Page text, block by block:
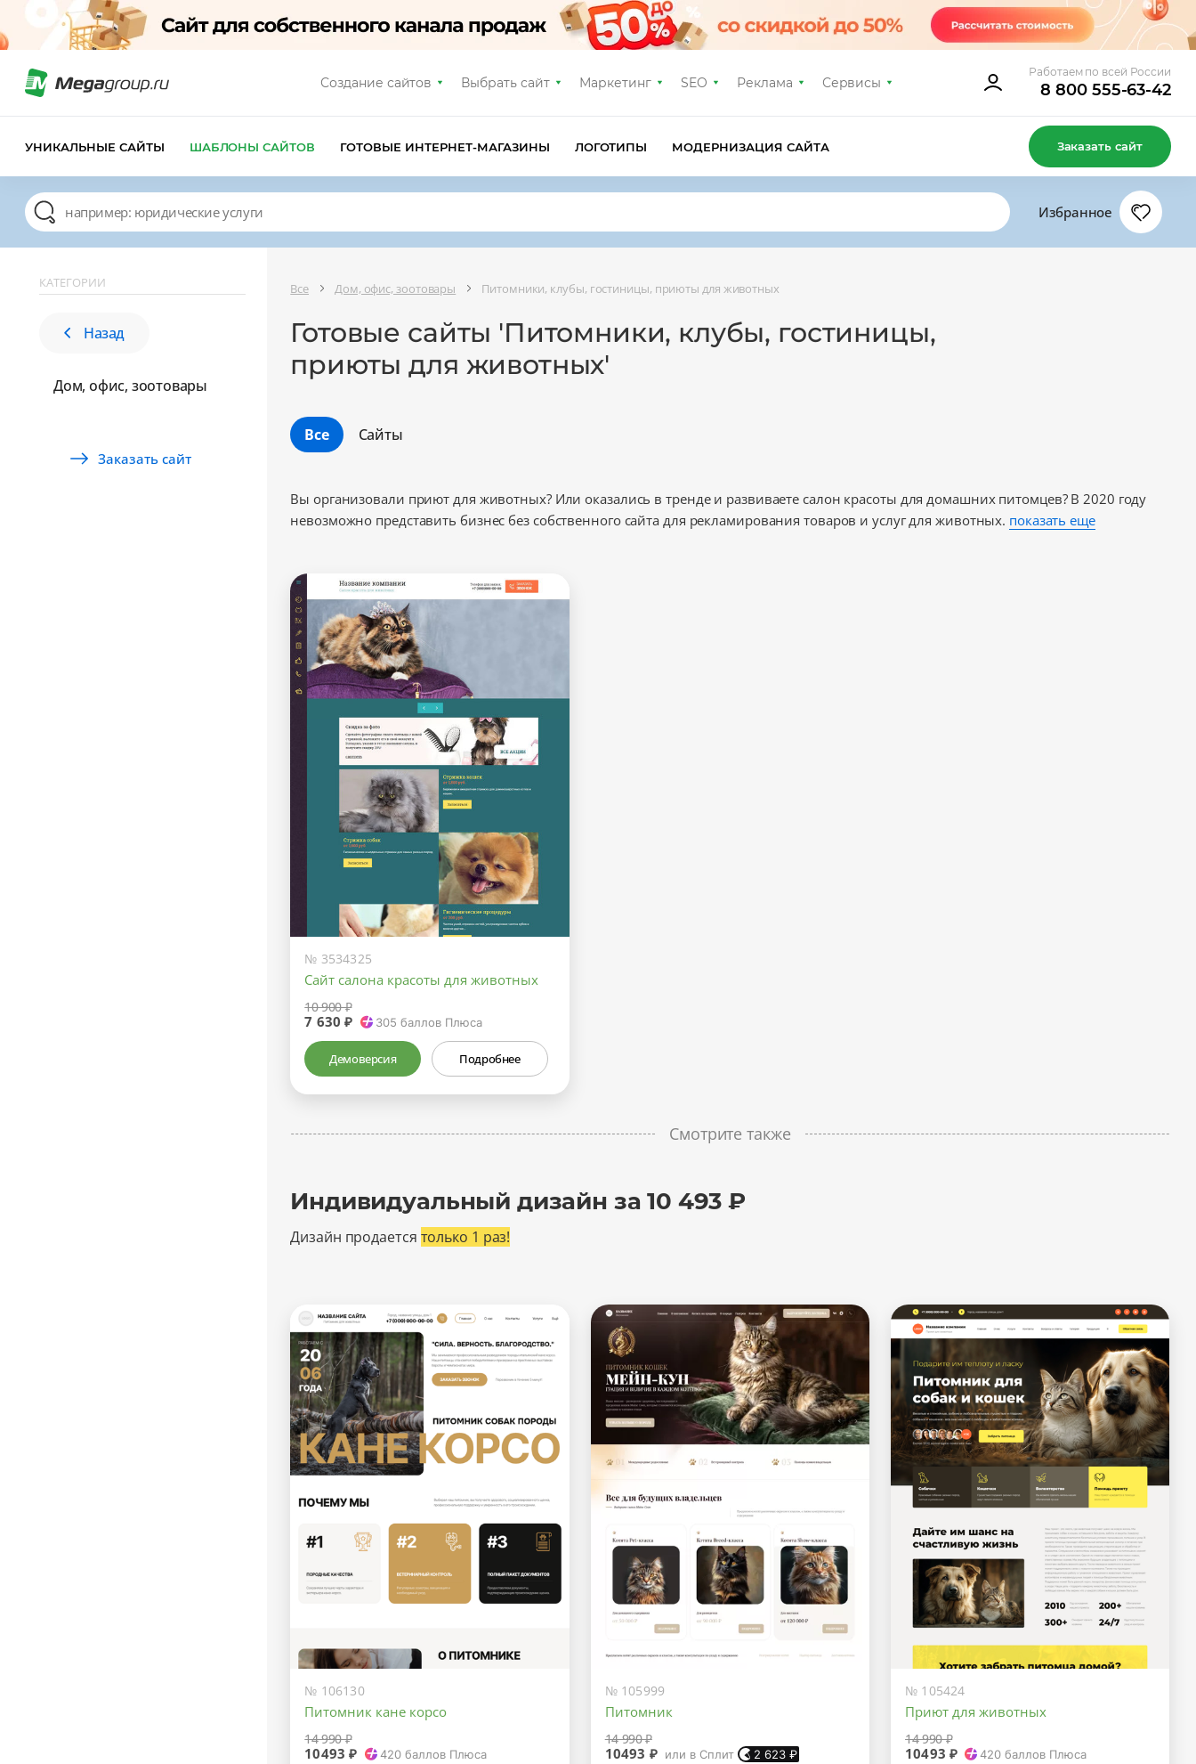
Создание сайтов Выбрать сайт Маркетинг SEO Реклама Сервисы
Работаем по всей России
8 800 555-63-42
УНИКАЛЬНЫЕ САЙТЫ ШАБЛОНЫ САЙТОВ ГОТОВЫЕ ИНТЕРНЕТ-МАГАЗИНЫ ЛОГОТИПЫ МОДЕРНИЗАЦИЯ САЙТА Заказать сайт
Избранное
КАТЕГОРИИ
Назад
Дом, офис, зоотовары
Заказать сайт
Все Дом, офис, зоотовары Питомники, клубы, гостиницы, приюты для животных
Готовые сайты 'Питомники, клубы, гостиницы,
приюты для животных'
Все Сайты
Вы организовали приют для животных? Или оказались в тренде и развиваете салон красоты для домашних питомцев? В 2020 году
невозможно представить бизнес без собственного сайта для рекламирования товаров и услуг для животных. показать еще
№ 3534325
Сайт салона красоты для животных
10 900 ₽
7 630 ₽ 305 баллов Плюса
Демоверсия Подробнее
Смотрите также
Индивидуальный дизайн за 10 493 ₽
Дизайн продается только 1 раз!
№ 106130
Питомник кане корсо
14 990 ₽
10493 ₽ 420баллов Плюса
№ 105999
Питомник
14 990 ₽
10493 ₽ или в Сплит 2 623 ₽
№ 105424
Приют для животных
14 990 ₽
10493 ₽ 420 баллов Плюса